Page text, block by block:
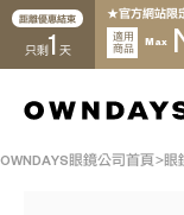
距離優惠結束
只剩1 天
★官方網站限
適用
商品
Max
OWNDAYS眼鏡公司首頁 眼